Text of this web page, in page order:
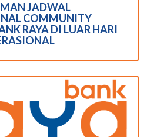
JADWAL
COMMUNITY
RAYA DI LUAR HARI